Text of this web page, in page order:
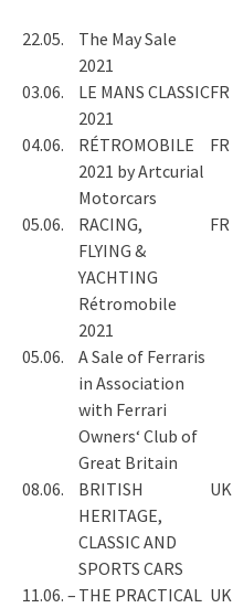
22.05.
The May Sale
2021
03.06.
LE MANS CLASSIC
2021
FR
04.06.
RÉTROMOBILE
2021 by Artcurial
Motorcars
FR
05.06.
RACING,
FLYING &
YACHTING
Rétromobile
2021
FR
05.06.
A Sale of Ferraris
in Association
with Ferrari
Owners‘ Club of
Great Britain
08.06.
BRITISH
HERITAGE,
CLASSIC AND
SPORTS CARS
UK
11.06. – THE PRACTICAL UK